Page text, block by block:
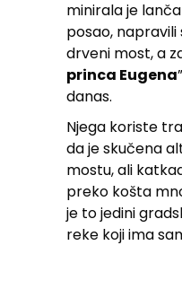
minirala je
posao,
drveni most, a
princa Eugena
danas.
Njega koriste
da je skučena
mostu, ali
preko košta
je to jedini
reke koji ima